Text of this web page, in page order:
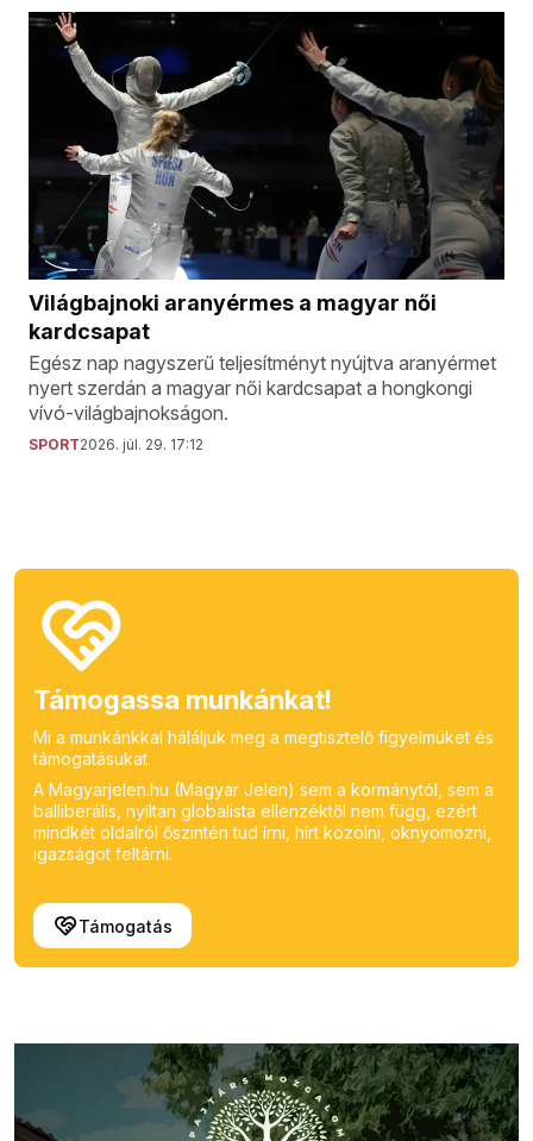
Világbajnoki aranyérmes a magyar női
kardcsapat
Egész nap nagyszerű teljesítményt nyújtva aranyérmet
nyert szerdán a magyar női kardcsapat a hongkongi
vívó-világbajnokságon.
SPORT2026. júl. 29. 17:12
Támogassa munkánkat!
Mi a munkánkkal háláljuk meg a megtisztelő figyelmüket és
támogatásukat.
A Magyarjelen.hu (Magyar Jelen) sem a kormánytól, sem a
balliberális, nyíltan globalista ellenzéktől nem függ, ezért
mindkét oldalról őszintén tud írni, hírt közölni, oknyomozni,
igazságot feltárni.
Támogatás